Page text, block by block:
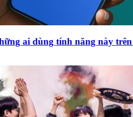
ai dùng tính năng này